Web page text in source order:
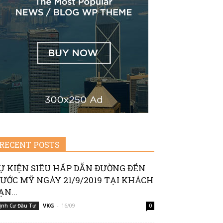
RECENT POSTS
KIỆN SIÊU HẤP DẪN ĐƯỜNG ĐẾN
MỸ NGÀY 21/9/2019 TẠI KHÁCH
Cư Đầu Tư VKG - 16/09 0